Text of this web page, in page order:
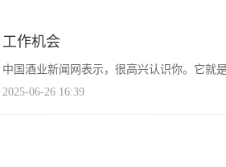
工作机会
中国酒业新闻网表示，很高兴认识你。它就
2025-06-26 16:39